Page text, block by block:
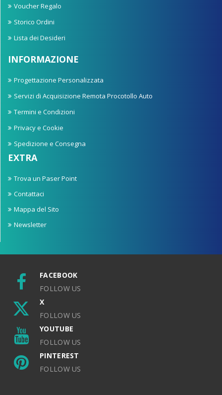
Voucher Regalo
Storico Ordini
Lista dei Desideri
INFORMAZIONE
Progettazione Personalizzata
Servizi di Acquisizione Remota Procotollo Auto
Termini e Condizioni
Privacy e Cookie
Spedizione e Consegna
EXTRA
Trova un Paser Point
Contattaci
Mappa del Sito
Newsletter
FACEBOOK
FOLLOW US
X
FOLLOW US
YOUTUBE
FOLLOW US
PINTEREST
FOLLOW US